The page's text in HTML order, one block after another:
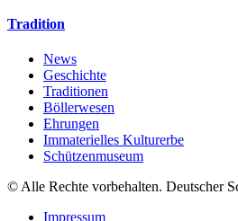
Tradition
News
Geschichte
Traditionen
Böllerwesen
Ehrungen
Immaterielles Kulturerbe
Schützenmuseum
© Alle Rechte vorbehalten. Deutscher
Impressum